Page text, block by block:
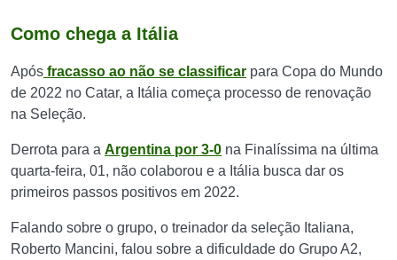
Como chega a Itália
Após fracasso ao não se classificar para Copa do Mundo
de 2022 no Catar, a Itália começa processo de renovação
na Seleção.
Derrota para a Argentina por 3-0 na Finalíssima na última
quarta-feira, 01, não colaborou e a Itália busca dar os
primeiros passos positivos em 2022.
Falando sobre o grupo, o treinador da seleção Italiana,
Roberto Mancini, falou sobre a dificuldade do Grupo A2,